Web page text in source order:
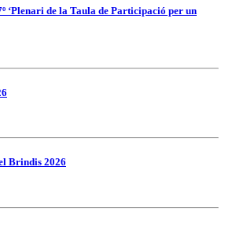
‘Plenari de la Taula de Participació per un
Brindis 2026